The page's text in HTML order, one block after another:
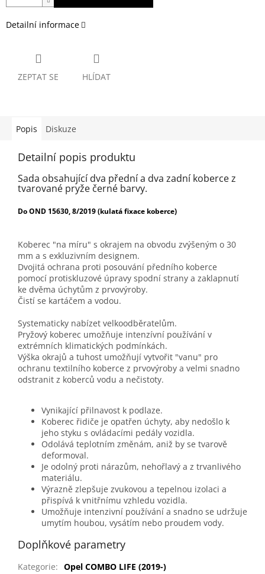
Detailní informace
ZEPTAT SE HLÍDAT
Popis Diskuze
Detailní popis produktu
Sada obsahující dva přední a dva zadní koberce z
tvarované pryže černé barvy.
Do OND 15630, 8/2019 (kulatá fixace koberce)
Koberec "na míru" s okrajem na obvodu zvýšeným o 30
mm a s exkluzivním designem.
Dvojitá ochrana proti posouvání předního koberce
pomocí protiskluzové úpravy spodní strany a zaklapnutí
ke dvěma úchytům z prvovýroby.
Čistí se kartáčem a vodou.
Systematicky nabízet velkoodběratelům.
Pryžový koberec umožňuje intenzívní používání v
extrémních klimatických podmínkách.
Výška okrajů a tuhost umožňují vytvořit "vanu" pro
ochranu textilního koberce z prvovýroby a velmi snadno
odstranit z koberců vodu a nečistoty.
Vynikající přilnavost k podlaze.
Koberec řidiče je opatřen úchyty, aby nedošlo k
jeho styku s ovládacími pedály vozidla.
Odolává teplotním změnám, aniž by se tvarově
deformoval.
Je odolný proti nárazům, nehořlavý a z trvanlivého
materiálu.
Výrazně zlepšuje zvukovou a tepelnou izolaci a
přispívá k vnitřnímu vzhledu vozidla.
Umožňuje intenzivní používání a snadno se udržuje
umytím houbou, vysátím nebo proudem vody.
Doplňkové parametry
Kategorie: Opel COMBO LIFE (2019-)